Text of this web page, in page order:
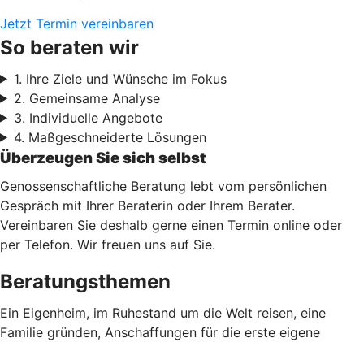
Jetzt Termin vereinbaren
So beraten wir
1. Ihre Ziele und Wünsche im Fokus
2. Gemeinsame Analyse
3. Individuelle Angebote
4. Maßgeschneiderte Lösungen
Überzeugen Sie sich selbst
Genossenschaftliche Beratung lebt vom persönlichen
Gespräch mit Ihrer Beraterin oder Ihrem Berater.
Vereinbaren Sie deshalb gerne einen Termin online oder
per Telefon. Wir freuen uns auf Sie.
Beratungsthemen
Ein Eigenheim, im Ruhestand um die Welt reisen, eine
Familie gründen, Anschaffungen für die erste eigene